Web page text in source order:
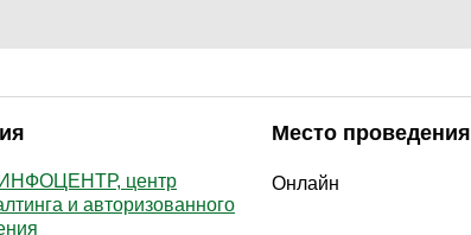
центр
и авторизованного
Место проведения
Онлайн